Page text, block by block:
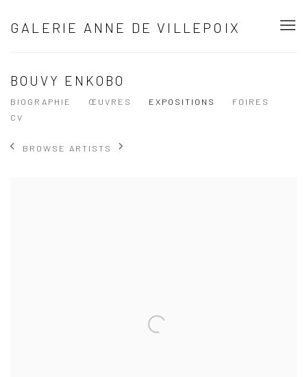
GALERIE ANNE DE VILLEPOIX
BOUVY ENKOBO
BIOGRAPHIE ŒUVRES EXPOSITIONS
FOIRES
CV
BROWSE ARTISTS